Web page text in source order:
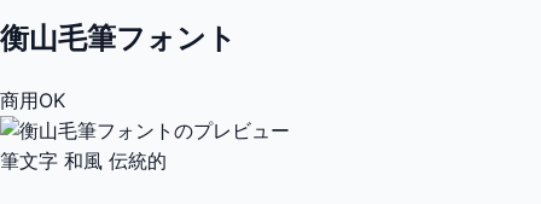
衡山毛筆フォント
商用OK
筆文字 和風 伝統的